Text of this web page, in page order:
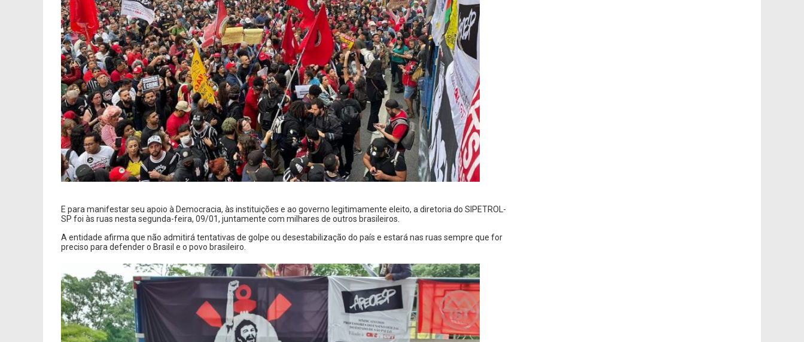
E para manifestar seu apoio à Democracia, às instituições e ao governo legitimamente eleito, a diretoria do SIPETROL-
SP foi às ruas nesta segunda-feira, 09/01, juntamente com milhares de outros brasileiros.
A entidade afirma que não admitirá tentativas de golpe ou desestabilização do país e estará nas ruas sempre que for
preciso para defender o Brasil e o povo brasileiro.